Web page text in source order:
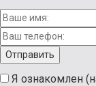
Я ознакомлен